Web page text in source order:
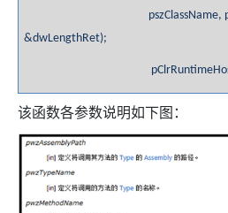
pszClassName,
&dwLengthRet);
pClrRuntimeHost-
该函数各参数说明如下图：